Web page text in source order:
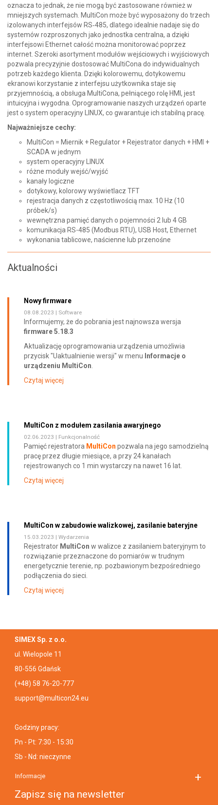
oznacza to jednak, że nie mogą być zastosowane również w
mniejszych systemach. MultiCon może być wyposażony do trzech
izolowanych interfejsów RS‑485, dlatego idealnie nadaje się do
systemów rozproszonych jako jednostka centralna, a dzięki
interfejsowi Ethernet całość można monitorować poprzez
internet. Szeroki asortyment modułów wejściowych i wyjściowych
pozwala precyzyjnie dostosować MultiCona do indywidualnych
potrzeb każdego klienta. Dzięki kolorowemu, dotykowemu
ekranowi korzystanie z interfejsu użytkownika staje się
przyjemnością, a obsługa MultiCona, pełniącego rolę HMI, jest
intuicyjna i wygodna. Oprogramowanie naszych urządzeń oparte
jest o system operacyjny LINUX, co gwarantuje ich stabilną pracę.
Najważniejsze cechy:
MultiCon = Miernik + Regulator + Rejestrator danych + HMI +
SCADA w jednym
system operacyjny LINUX
różne moduły wejść/wyjść
kanały logiczne
dotykowy, kolorowy wyświetlacz TFT
rejestracja danych z częstotliwością max. 10 Hz (10
próbek/s)
wewnętrzna pamięć danych o pojemności 2 lub 4 GB
komunikacja RS-485 (Modbus RTU), USB Host, Ethernet
wykonania tablicowe, naścienne lub przenośne
Aktualności
Nowy firmware
08.08.2023 | Software
Informujemy, że do pobrania jest najnowsza wersja
firmware 5.18.3
Aktualizację oprogramowania urządzenia umożliwia
przycisk "Uaktualnienie wersji" w menu Informacje o
urządzeniu MultiCon
Czytaj więcej
MultiCon z modułem zasilania awaryjnego
02.06.2023 | Funkcjonalność
Pamięć rejestratora MultiCon pozwala na jego samodzielną
pracę przez długie miesiące, a przy 24 kanałach
rejestrowanych co 1 min wystarczy na nawet 16 lat.
Czytaj więcej
MultiCon w zabudowie walizkowej, zasilanie bateryjne
15.03.2023 | Wydarzenia
Rejestrator MultiCon w walizce z zasilaniem bateryjnym to
rozwiązanie przeznaczone do pomiarów w trudnym
energetycznie terenie, np. pozbawionym bezpośredniego
podłączenia do sieci.
Czytaj więcej
SIMEX Sp. z o.o.
ul. Wielopole 11
80-556 Gdańsk
(+48) 58 76-20-777
support@multicon24.eu
Godziny pracy:
Pn - Pt: 7:30 - 15:30
Sb - Nd: nieczynne
Informacje
Zapisz się na newsletter